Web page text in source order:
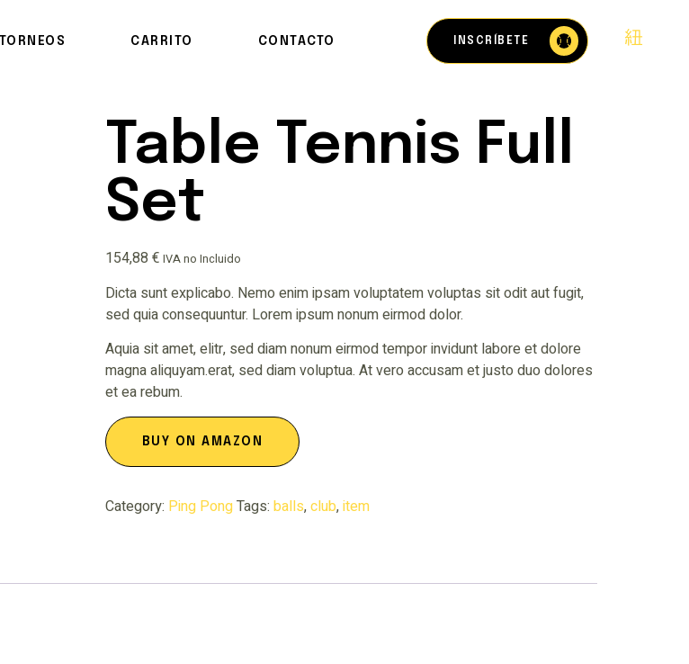
TORNEOS CARRITO CONTACTO INSCRÍBETE
Table Tennis Full
Set
154,88 € IVA no Incluido
Dicta sunt explicabo. Nemo enim ipsam voluptatem voluptas sit odit aut fugit,
sed quia consequuntur. Lorem ipsum nonum eirmod dolor.
Aquia sit amet, elitr, sed diam nonum eirmod tempor invidunt labore et dolore
magna aliquyam.erat, sed diam voluptua. At vero accusam et justo duo dolores
et ea rebum.
BUY ON AMAZON
Category: Ping PongTags: balls,club,item